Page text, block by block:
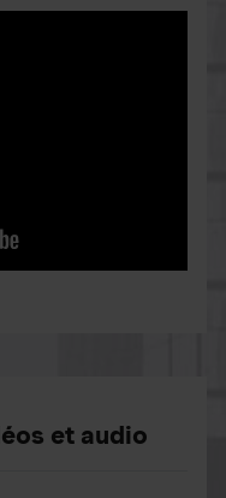
et audio